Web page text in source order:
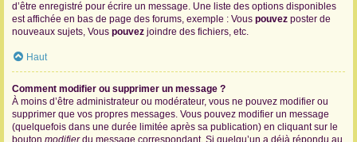
d’être enregistré pour écrire un message. Une liste des options disponibles
est affichée en bas de page des forums, exemple : Vous pouvez poster de
nouveaux sujets, Vous pouvez joindre des fichiers, etc.
Haut
Comment modifier ou supprimer un message ?
À moins d’être administrateur ou modérateur, vous ne pouvez modifier ou
supprimer que vos propres messages. Vous pouvez modifier un message
(quelquefois dans une durée limitée après sa publication) en cliquant sur le
bouton modifierdu message correspondant. Si quelqu’un a déjà répondu au